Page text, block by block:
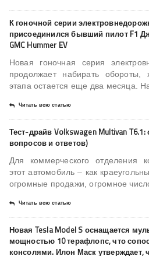
К гоночной серии
присоединился бывший пилот F1
GMC Hummer EV
Новая гоночная серия
продолжает набирать обороты,
этапа остается еще два месяца.
Читать всю статью
Тест-драйв Volkswagen Multivan
вопросов и ответов)
Для коммерческого отделения
этот автомобиль – как
огромные продажи, огромное
Читать всю статью
Новая Tesla Model S оснащается
мощностью 10 терафлопс, что
консолями. Илон Маск утверждает,